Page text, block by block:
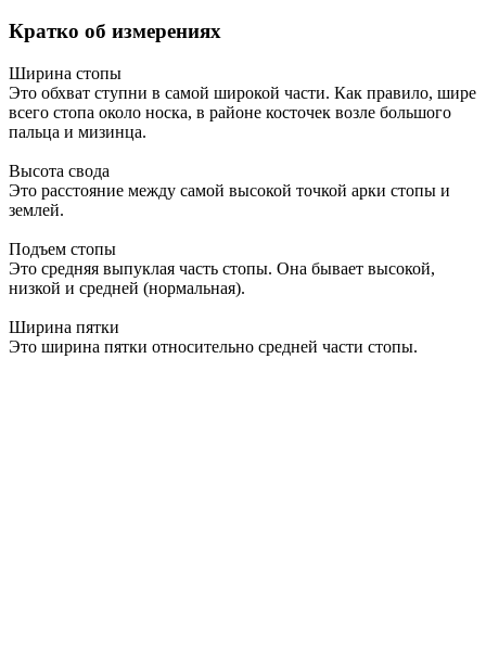
Кратко об измерениях
Ширина стопы
Это обхват ступни в самой широкой части. Как правило, шире
всего стопа около носка, в районе косточек возле большого
пальца и мизинца.
Высота свода
Это расстояние между самой высокой точкой арки стопы и
землей.
Подъем стопы
Это средняя выпуклая часть стопы. Она бывает высокой,
низкой и средней (нормальная).
Ширина пятки
Это ширина пятки относительно средней части стопы.